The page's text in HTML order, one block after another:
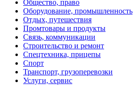
Общество, право
Оборудование, промышленность
Отдых, путешествия
Промтовары и продукты
Связь, коммуникации
Строительство и ремонт
Спецтехника, прицепы
Спорт
Транспорт, грузоперевозки
Услуги, сервис